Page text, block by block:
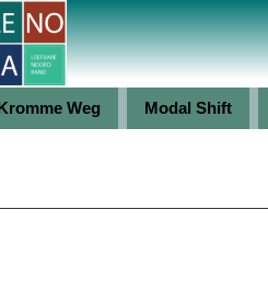
Weg Modal Shift